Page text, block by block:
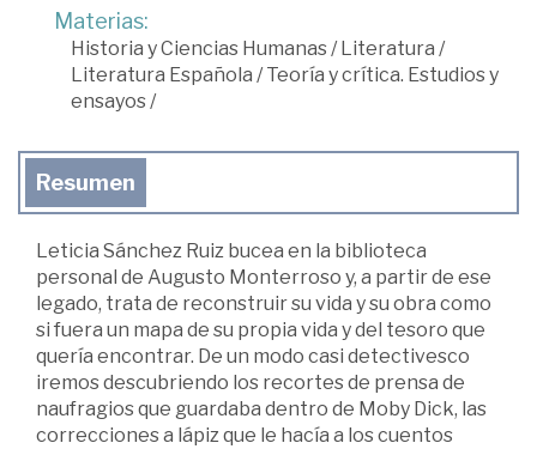
Materias:
Historia y Ciencias Humanas/Literatura /
Literatura Española /Teoría y crítica. Estudios y
ensayos/
Resumen
Leticia Sánchez Ruiz bucea en la biblioteca
personal de Augusto Monterroso y, a partir de ese
legado, trata de reconstruir su vida y su obra como
si fuera un mapa de su propia vida y del tesoro que
quería encontrar. De un modo casi detectivesco
iremos descubriendo los recortes de prensa de
naufragios que guardaba dentro de Moby Dick, las
correcciones a lápiz que le hacía a los cuentos